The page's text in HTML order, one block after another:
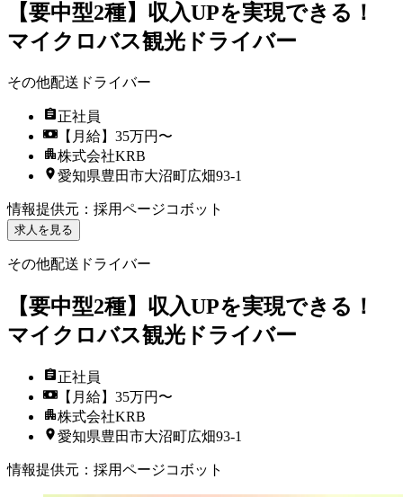
【要中型2種】収入UPを実現できる！
マイクロバス観光ドライバー
その他配送ドライバー
正社員
【月給】35万円〜
株式会社KRB
愛知県豊田市大沼町広畑93-1
情報提供元 ： 採用ページコボット
求人を見る
その他配送ドライバー
【要中型2種】収入UPを実現できる！
マイクロバス観光ドライバー
正社員
【月給】35万円〜
株式会社KRB
愛知県豊田市大沼町広畑93-1
情報提供元 ： 採用ページコボット